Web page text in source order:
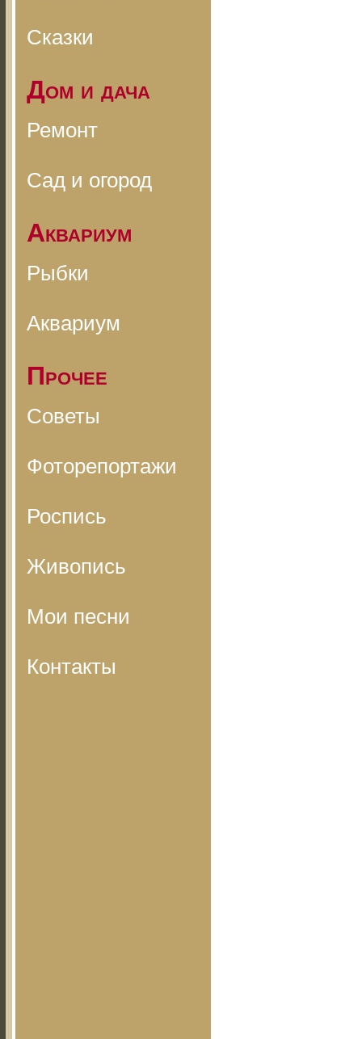
Сказки
Дом и дача
Ремонт
Сад и огород
Аквариум
Рыбки
Аквариум
Прочее
Советы
Фоторепортажи
Роспись
Живопись
Мои песни
Контакты